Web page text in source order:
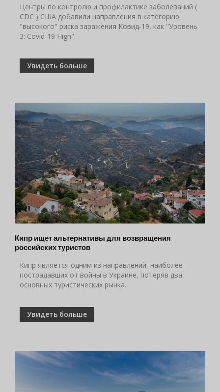
Центры по контролю и профилактике заболеваний (
CDC ) США добавили направления в категорию
"высокого" риска заражения Ковид-19, как "Уровень
3: Covid-19 High".
Увидеть больше
Кипр ищет альтернативы для возвращения
российских туристов
Кипр является одним из направлений, наиболее
пострадавших от войны в Украине, потеряв два
основных туристических рынка.
Увидеть больше